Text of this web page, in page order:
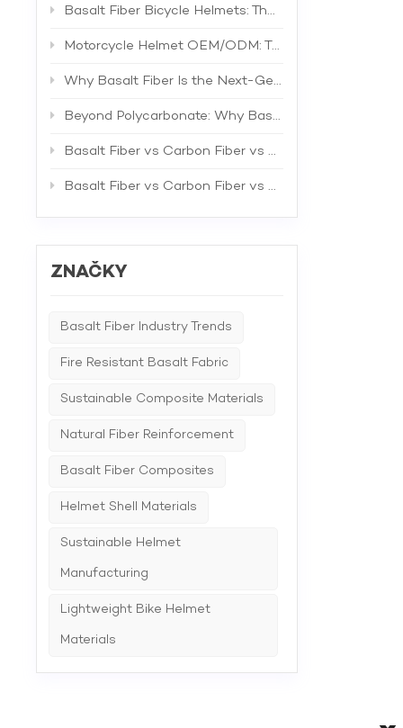
Basalt Fiber Bicycle Helmets: The Future of Lightweight Protection
Motorcycle Helmet OEM/ODM: The Complete B2B Guide to Private Label Manufacturing and Supplier Selection
Why Basalt Fiber Is the Next-Generation Material for Bicycle Helmets
Beyond Polycarbonate: Why Basalt Fiber Is the Superior Material for Bicycle Helmet Shells
Basalt Fiber vs Carbon Fiber vs Fiberglass: The Best Material for Bicycle Helmets
Basalt Fiber vs Carbon Fiber vs Fiberglass: A Comprehensive Technical Comparison for Industrial Applications
ZNAČKY
Basalt Fiber Industry Trends
Fire Resistant Basalt Fabric
Sustainable Composite Materials
Natural Fiber Reinforcement
Basalt Fiber Composites
Helmet Shell Materials
Sustainable Helmet
Manufacturing
Lightweight Bike Helmet
Materials